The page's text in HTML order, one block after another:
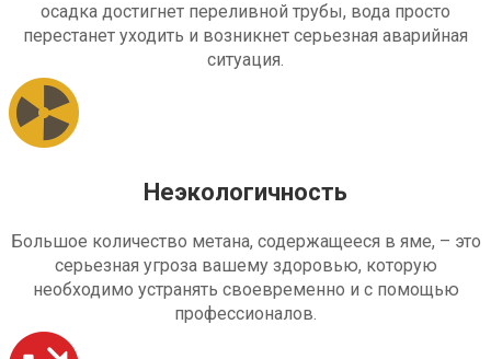
осадка достигнет переливной трубы, вода просто
перестанет уходить и возникнет серьезная аварийная
ситуация.
Неэкологичность
Большое количество метана, содержащееся в яме, – это
серьезная угроза вашему здоровью, которую
необходимо устранять своевременно и с помощью
профессионалов.